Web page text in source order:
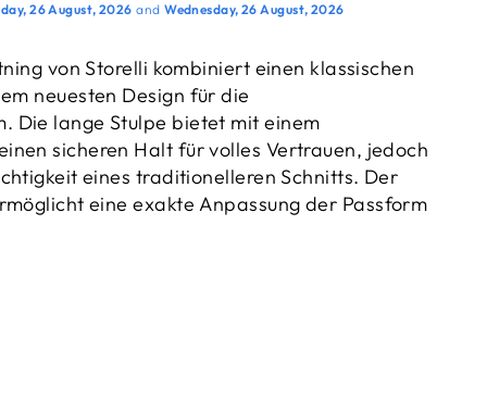
26 August, 2026 andWednesday, 26 August, 2026
von Storelli kombiniert einen klassischen
neuesten Design für die
Die lange Stulpe bietet mit einem
sicheren Halt für volles Vertrauen, jedoch
eines traditionelleren Schnitts. Der
eine exakte Anpassung der Passform
für leichtes An- und Ausziehen.